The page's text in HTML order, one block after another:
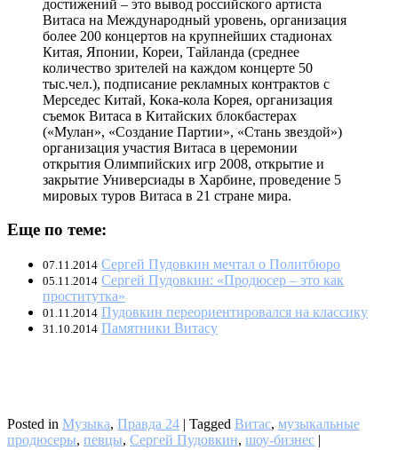
достижений – это вывод российского артиста
Витаса на Международный уровень, организация
более 200 концертов на крупнейших стадионах
Китая, Японии, Кореи, Тайланда (среднее
количество зрителей на каждом концерте 50
тыс.чел.), подписание рекламных контрактов с
Мерседес Китай, Кока-кола Корея, организация
съемок Витаса в Китайских блокбастерах
(«Мулан», «Создание Партии», «Стань звездой»)
организация участия Витаса в церемонии
открытия Олимпийских игр 2008, открытие и
закрытие Универсиады в Харбине, проведение 5
мировых туров Витаса в 21 стране мира.
Еще по теме:
07.11.2014 Сергей Пудовкин мечтал о Политбюро
05.11.2014 Сергей Пудовкин: «Продюсер – это как
проститутка»
01.11.2014 Пудовкин переориентировался на классику
31.10.2014 Памятники Витасу
Posted in Музыка, Правда 24 | Tagged Витас, музыкальные
продюсеры, певцы, Сергей Пудовкин, шоу-бизнес |